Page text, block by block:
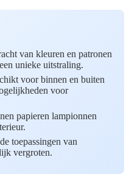
van kleuren en patronen
unieke uitstraling.
voor binnen en buiten
voor
papieren lampionnen
toepassingen van
vergroten.